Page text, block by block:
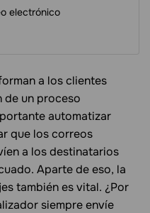
electrónico
a los clientes
de un proceso
automatizar
que los correos
a los destinatarios
Aparte de eso, la
también es vital. ¿Por
siempre envíe